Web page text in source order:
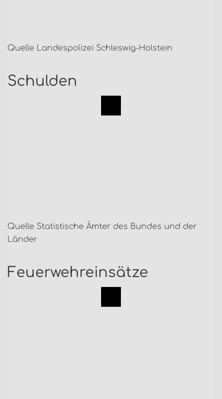
Quelle Landespolizei Schleswig-Holstein
Schulden
Quelle Statistische Ämter des Bundes und der
Länder
Feuerwehreinsätze